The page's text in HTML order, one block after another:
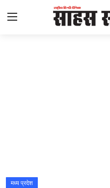
राज्य
मध्य प्रदेश